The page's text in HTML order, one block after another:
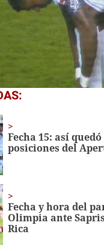
Fecha 15: así
posiciones del
Fecha y hora del
Olimpia ante
Rica